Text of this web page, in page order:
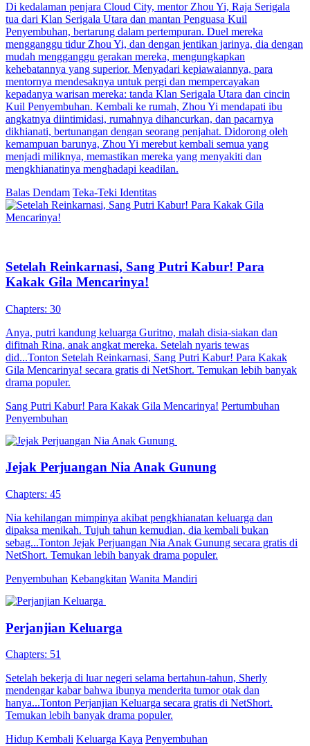
Di kedalaman penjara Cloud City, mentor Zhou Yi, Raja Serigala
tua dari Klan Serigala Utara dan mantan Penguasa Kuil
Penyembuhan, bertarung dalam pertempuran. Duel mereka
mengganggu tidur Zhou Yi, dan dengan jentikan jarinya, dia dengan
mudah mengganggu gerakan mereka, mengungkapkan
kehebatannya yang superior. Menyadari kepiawaiannya, para
mentornya mendesaknya untuk pergi dan mempercayakan
kepadanya warisan mereka: tanda Klan Serigala Utara dan cincin
Kuil Penyembuhan. Kembali ke rumah, Zhou Yi mendapati ibu
angkatnya diintimidasi, rumahnya dihancurkan, dan pacarnya
dikhianati, bertunangan dengan seorang penjahat. Didorong oleh
kemampuan barunya, Zhou Yi merebut kembali semua yang
menjadi miliknya, memastikan mereka yang menyakiti dan
mengkhianatinya menghadapi keadilan.
Balas Dendam Teka-Teki Identitas
Setelah Reinkarnasi, Sang Putri Kabur! Para
Kakak Gila Mencarinya!
Chapters: 30
Anya, putri kandung keluarga Guritno, malah disia-siakan dan
difitnah Rina, anak angkat mereka. Setelah nyaris tewas
did...Tonton Setelah Reinkarnasi, Sang Putri Kabur! Para Kakak
Gila Mencarinya! secara gratis di NetShort. Temukan lebih banyak
drama populer.
Sang Putri Kabur! Para Kakak Gila Mencarinya! Pertumbuhan
Penyembuhan
Jejak Perjuangan Nia Anak Gunung
Chapters: 45
Nia kehilangan mimpinya akibat pengkhianatan keluarga dan
dipaksa menikah. Tujuh tahun kemudian, dia kembali bukan
sebag...Tonton Jejak Perjuangan Nia Anak Gunung secara gratis di
NetShort. Temukan lebih banyak drama populer.
Penyembuhan Kebangkitan Wanita Mandiri
Perjanjian Keluarga
Chapters: 51
Setelah bekerja di luar negeri selama bertahun-tahun, Sherly
mendengar kabar bahwa ibunya menderita tumor otak dan
hanya...Tonton Perjanjian Keluarga secara gratis di NetShort.
Temukan lebih banyak drama populer.
Hidup Kembali Keluarga Kaya Penyembuhan